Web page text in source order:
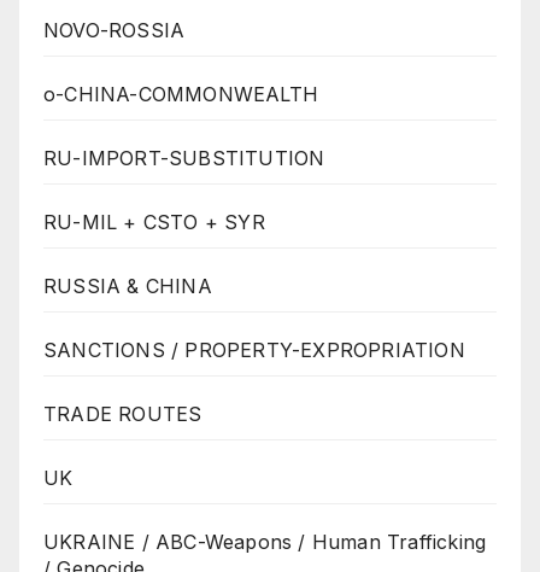
NOVO-ROSSIA
o-CHINA-COMMONWEALTH
RU-IMPORT-SUBSTITUTION
RU-MIL + CSTO + SYR
RUSSIA & CHINA
SANCTIONS / PROPERTY-EXPROPRIATION
TRADE ROUTES
UK
UKRAINE / ABC-Weapons / Human Trafficking